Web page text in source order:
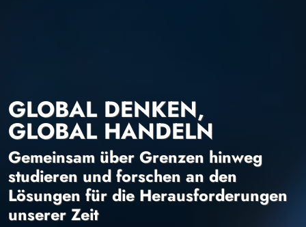
GLOBAL DENKEN,
GLOBAL HANDELN
Gemeinsam über Grenzen hinweg
studieren und forschen an den
Lösungen für die Herausforderungen
unserer Zeit